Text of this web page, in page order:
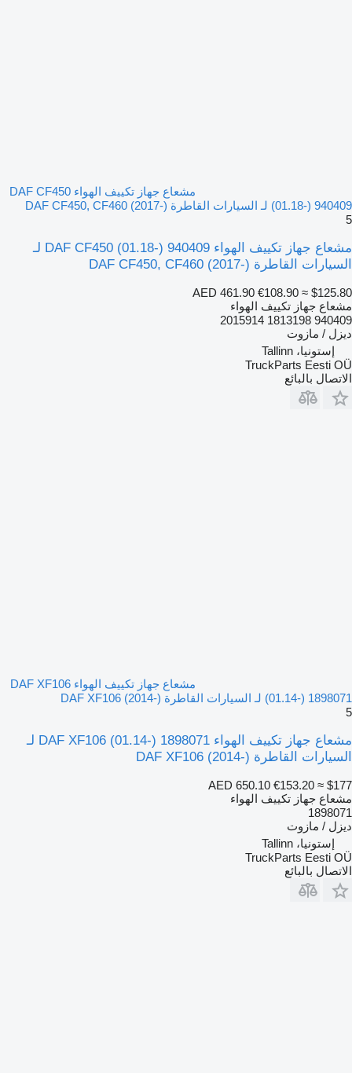
مشعاع جهاز تكييف الهواء DAF CF450
(01.18-) 940409 لـ السيارات القاطرة DAF CF450, CF460 (2017-)
5
مشعاع جهاز تكييف الهواء DAF CF450 (01.18-) 940409 لـ
السيارات القاطرة DAF CF450, CF460 (2017-)
AED 461.90 €108.90 ≈ $125.80
مشعاع جهاز تكييف الهواء
940409 1813198 2015914
ديزل / مازوت
إستونيا، Tallinn
TruckParts Eesti OÜ
الاتصال بالبائع
مشعاع جهاز تكييف الهواء DAF XF106
(01.14-) 1898071 لـ السيارات القاطرة DAF XF106 (2014-)
5
مشعاع جهاز تكييف الهواء DAF XF106 (01.14-) 1898071 لـ
السيارات القاطرة DAF XF106 (2014-)
AED 650.10 €153.20 ≈ $177
مشعاع جهاز تكييف الهواء
1898071
ديزل / مازوت
إستونيا، Tallinn
TruckParts Eesti OÜ
الاتصال بالبائع